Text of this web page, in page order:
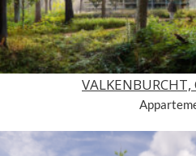
VALKENBURCHT,